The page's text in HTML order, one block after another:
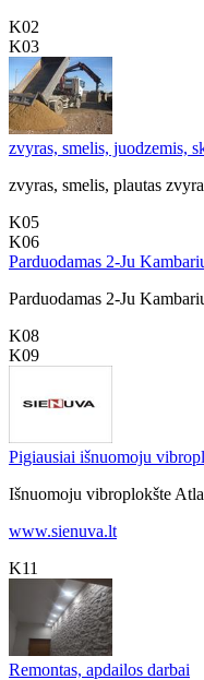
K02
K03
zvyras, smelis, juodzemis,
zvyras, smelis, plautas
K05
K06
Parduodamas 2-Ju
Parduodamas 2-Ju
K08
K09
Pigiausiai išnuomoju
Išnuomoju vibroplokšte
www.sienuva.lt
K11
Remontas, apdailos darbai